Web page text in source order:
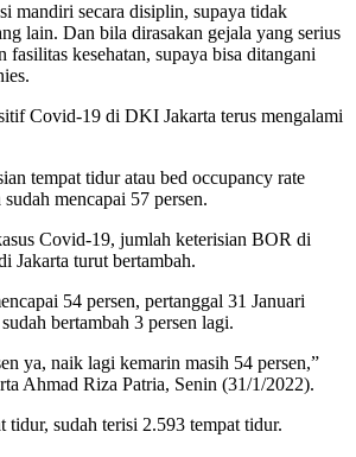
mandiri secara disiplin, supaya tidak
lain. Dan bila dirasakan gejala yang serius
fasilitas kesehatan, supaya bisa ditangani
Covid-19 di DKI Jakarta terus mengalami
tempat tidur atau bed occupancy rate
mencapai 57 persen.
Covid-19, jumlah keterisian BOR di
Jakarta turut bertambah.
54 persen, pertanggal 31 Januari
bertambah 3 persen lagi.
ya, naik lagi kemarin masih 54 persen,”
Ahmad Riza Patria, Senin (31/1/2022).
tidur, sudah terisi 2.593 tempat tidur.